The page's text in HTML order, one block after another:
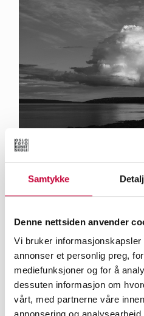
Samtykke
Denne nettsiden anvender
Vi bruker informasjonskapsler
annonser et personlig preg,
mediefunksjoner og for å
dessuten informasjon om
vårt, med partnerne våre
Anastasia Brykova har
omtale for dette bildet i
Landskonkurranse.
Du fikk nettopp hederlig
Fotografforbunds
gratulerer! Kan du
deltok med?